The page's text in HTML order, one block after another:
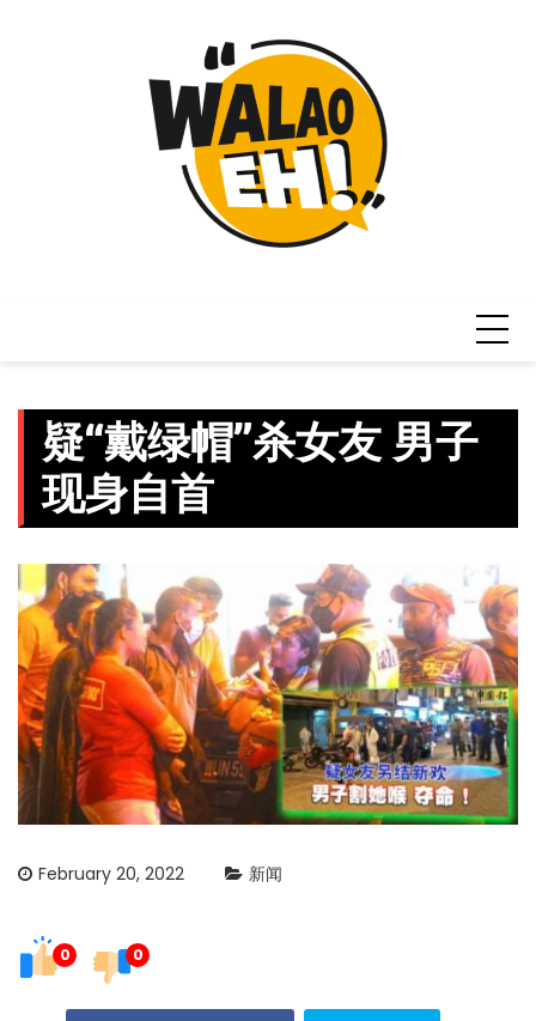
疑“戴绿帽”杀女友 男子
现身自首
February 20, 2022 新闻
0 0